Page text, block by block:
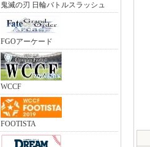
鬼滅の刃 日輪バトルスラッシュ
FGOアーケード
WCCF
FOOTISTA